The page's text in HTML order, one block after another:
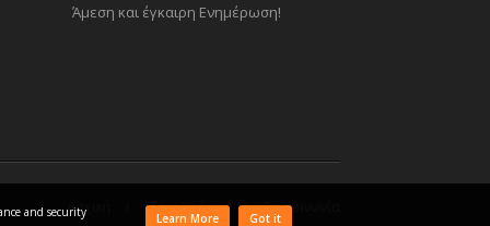
Άμεση και έγκαιρη Ενημέρωση!
Αρχική Όροι Χρήσης Επικοινωνία
and security
Learn More Got it